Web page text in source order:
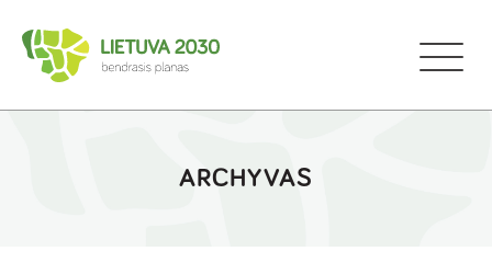
ARCHYVAS